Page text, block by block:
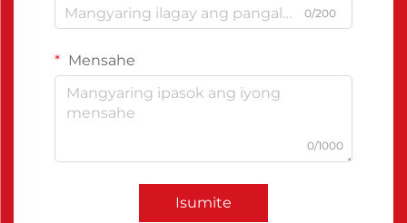
0/200
Mensahe
0/1000
Isumite